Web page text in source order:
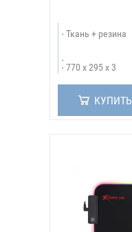
Ткань + резина
770 х 295 х 3
КУПИТЬ